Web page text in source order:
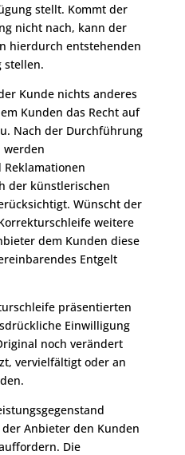
stellt. Kommt der
nicht nach, kann der
hierdurch entstehenden
stellen.
Kunde nichts anderes
Kunden das Recht auf
Nach der Durchführung
werden
der künstlerischen
Wünscht der
weitere
dem Kunden diese
Entgelt
präsentierten
Einwilligung
noch verändert
vervielfältigt oder an
Anbieter den Kunden
Die